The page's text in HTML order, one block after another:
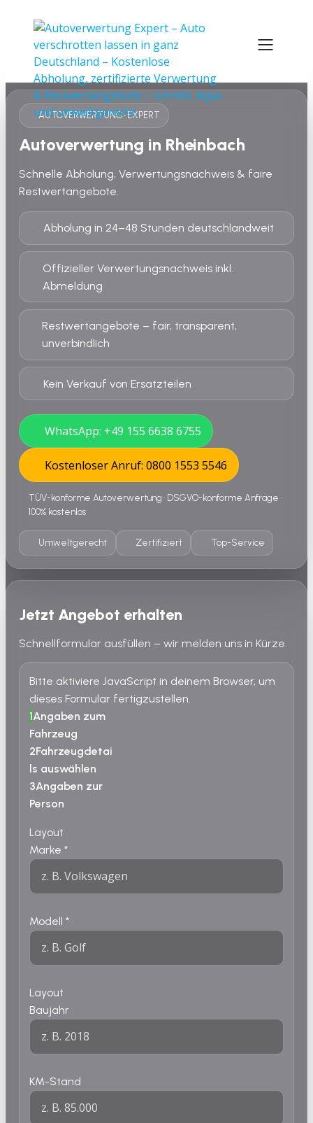
AUTOVERWERTUNG-EXPERT
Autoverwertung in Rheinbach
Schnelle Abholung, Verwertungsnachweis & faire
Restwertangebote.
Abholung in 24–48 Stunden deutschlandweit
Offizieller Verwertungsnachweis inkl.
Abmeldung
Restwertangebote – fair, transparent,
unverbindlich
Kein Verkauf von Ersatzteilen
WhatsApp: +49 155 6638 6755
Kostenloser Anruf: 0800 1553 5546
TÜV-konforme Autoverwertung • DSGVO-konforme Anfrage •
100% kostenlos
Umweltgerecht Zertifiziert Top-Service
Jetzt Angebot erhalten
Schnellformular ausfüllen – wir melden uns in Kürze.
Bitte aktiviere JavaScript in deinem Browser, um
dieses Formular fertigzustellen.
1Angaben zum
Fahrzeug
2Fahrzeugdetai
ls auswählen
3Angaben zur
Person
Layout
Marke *
Modell *
Layout
Baujahr
KM-Stand